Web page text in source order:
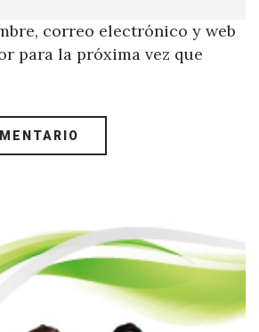
correo electrónico y web
para la próxima vez que